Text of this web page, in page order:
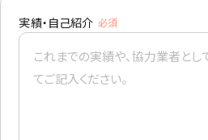
実績・自己紹介 必須
ADDRESS
東京支社
〒154-0014
東京都世田谷区新町3-23-2
〒661-0021